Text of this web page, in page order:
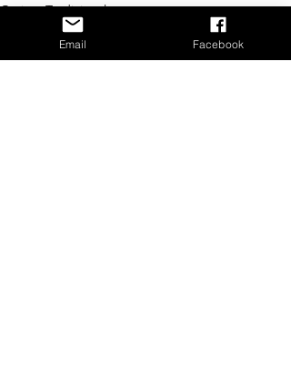
Gatime Tradicionale
Email Facebook